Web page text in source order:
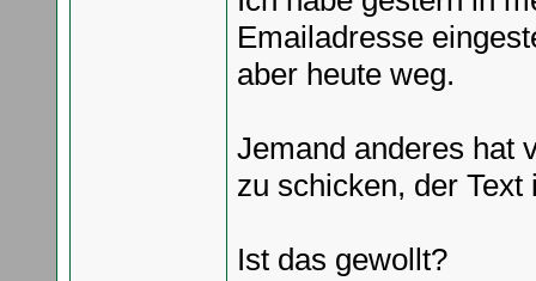
Emailadresse
aber heute weg.
Jemand anderes hat
zu schicken, der
Ist das gewollt?